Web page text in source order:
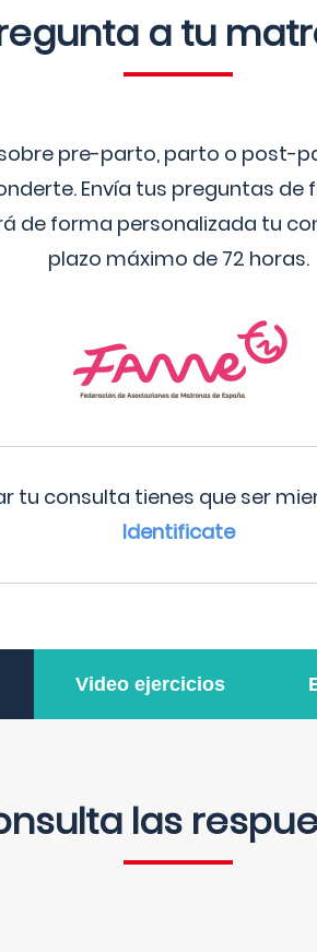
a tu
pre-parto, parto o post-
Envía tus preguntas
de forma personalizada tu
plazo máximo de 72 horas.
tu consulta tienes que ser
Identificate
Video ejercicios
las